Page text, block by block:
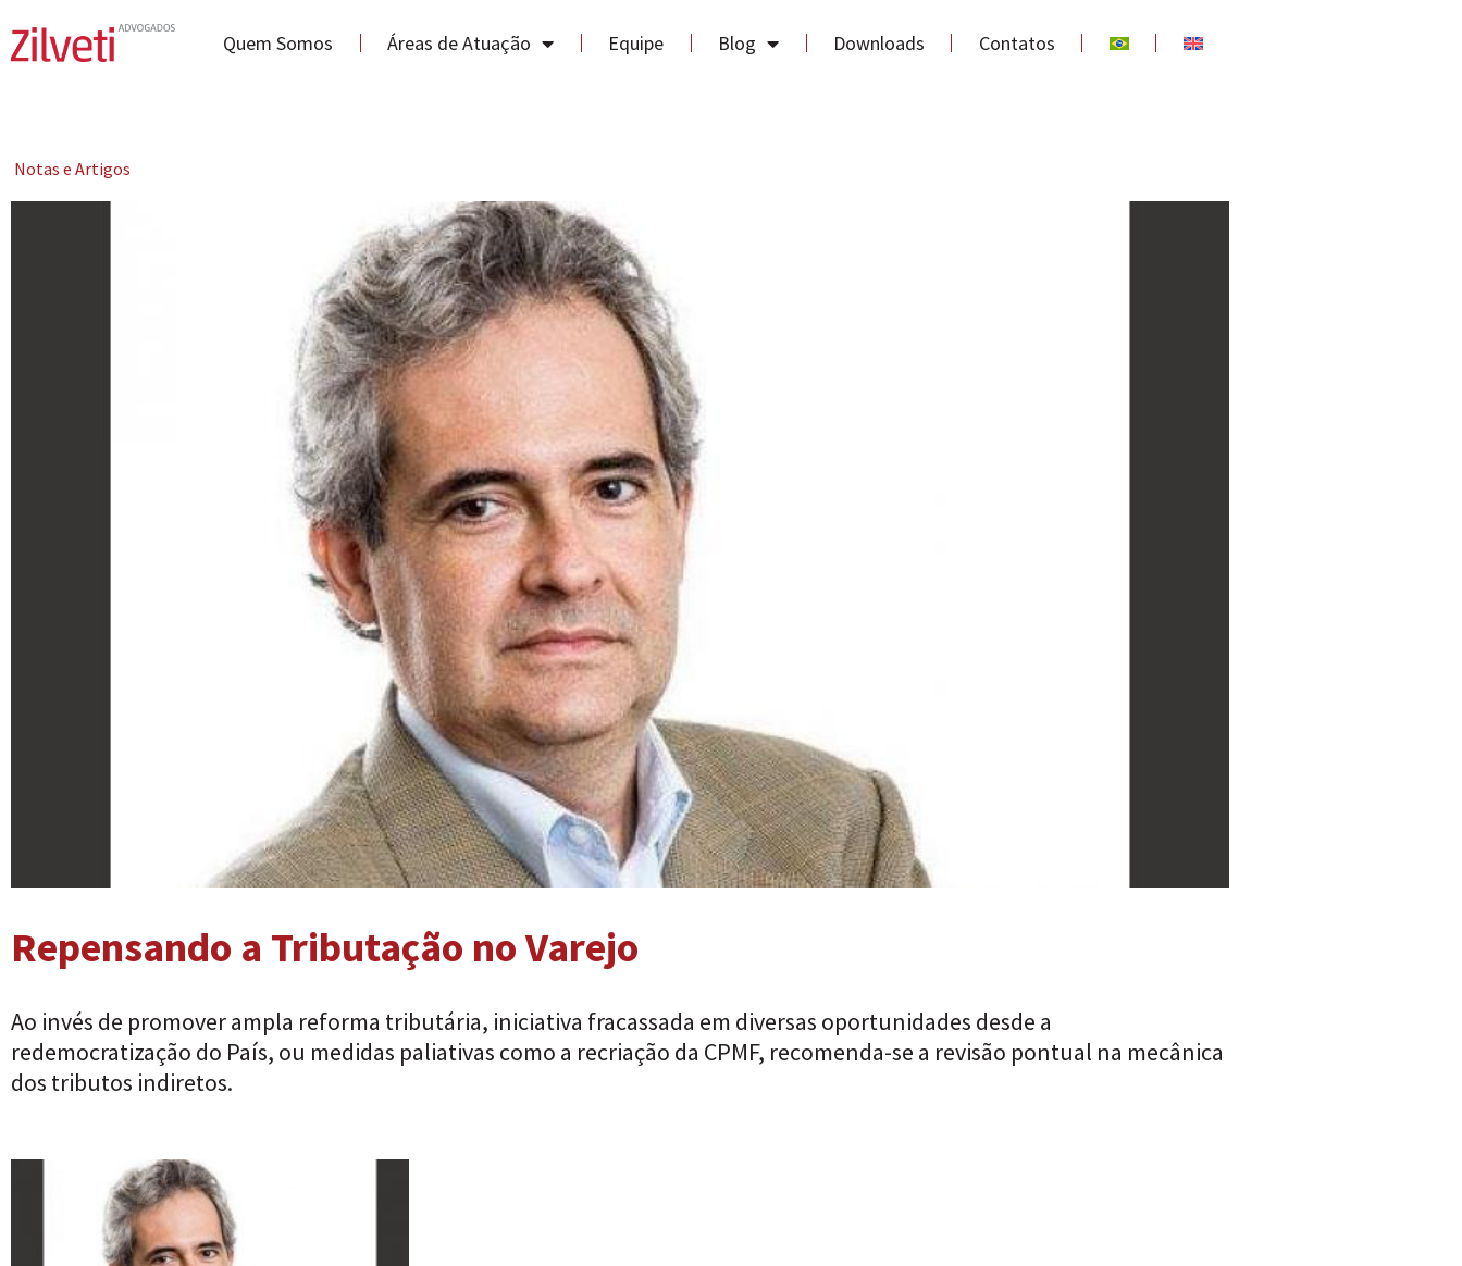
Quem Somos Áreas de Atuação Equipe Blog Downloads Contatos
Notas e Artigos
Repensando a Tributação no Varejo
Ao invés de promover ampla reforma tributária, iniciativa fracassada em diversas oportunidades desde a
redemocratização do País, ou medidas paliativas como a recriação da CPMF, recomenda-se a revisão pontual na mecânica
dos tributos indiretos.